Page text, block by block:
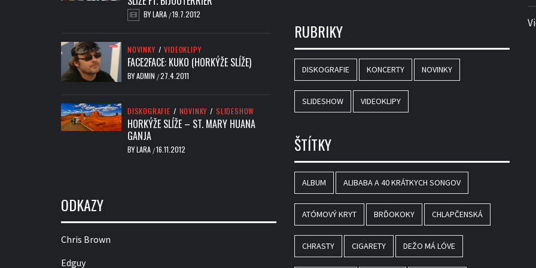
BYLARA /19.7.2012
NOVINKY / VIDEOKLIPY
FACE2FACE: KUKO (HORKÝŽE SLÍŽE)
BYADMIN /27.4.2011
DISKOGRAFIE / NOVINKY / SLIDESHOW
HORKÝŽE SLÍŽE – ST. MARY HUANA
GANJA
BYLARA /16.11.2012
ODKAZY
Chris Brown
Edguy
RUBRIKY
DISKOGRAFIE KONCERTY NOVINKY
SLIDESHOW VIDEOKLIPY
ŠTÍTKY
ALBUM ALIBABA A 40 KRÁTKYCH SONGOV
ATÓMOVÝ KRYT BRĎOKOKY CHLAPČENSKÁ
CHRASTY CIGARETY DEŽO MÁ LÓVE